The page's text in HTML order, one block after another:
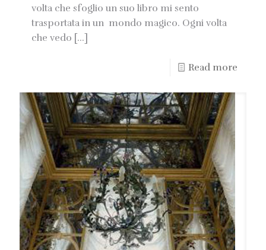
volta che sfoglio un suo libro mi sento
trasportata in un mondo magico. Ogni volta
che vedo […]
Read more